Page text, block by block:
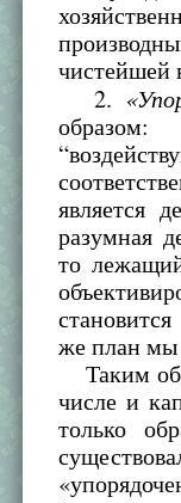
чистейшей
2.
образом:
является
разумная
то
же план мы
Таким
числе и
только